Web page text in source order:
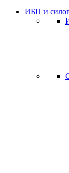
ИБП и